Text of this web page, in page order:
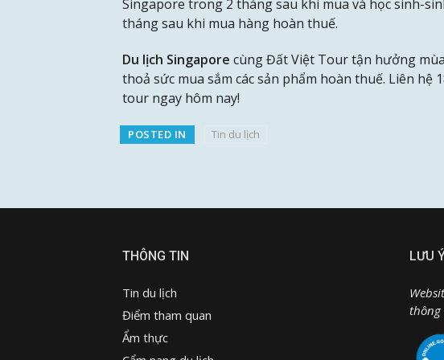
Singapore trong 2 tháng sau khi mua và học sinh-
tháng sau khi mua hàng hoàn thuế.
Du lịch Singapore cùng Đất Việt Tour tận hưởng
thoả sức mua sắm các sản phẩm hoàn thuế. Liên hệ
tour ngay hôm nay!
POSTED IN Tin du lịch
THÔNG TIN
Tin du lịch
Điểm tham quan
Ẩm thực
LƯU
thông